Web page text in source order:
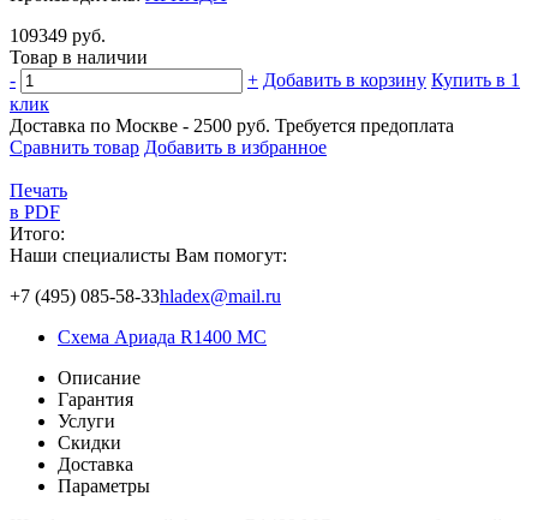
109349 руб.
Товар в наличии
-
+ Добавить в корзину Купить в 1
клик
Доставка по Москве - 2500 руб. Требуется предоплата
Сравнить товар Добавить в избранное
Печать
в PDF
Итого:
Наши специалисты Вам помогут:
+7 (495) 085-58-33hladex@mail.ru
Схема Ариада R1400 MC
Описание
Гарантия
Услуги
Скидки
Доставка
Параметры